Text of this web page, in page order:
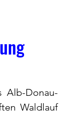
Alb-Donau-
Waldlauf